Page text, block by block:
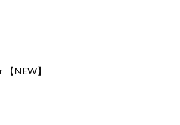
NEW】